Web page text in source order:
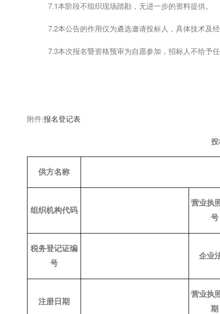
7.1本阶段不组织现场踏勘，无进一步的资料提供。
7.2本公告的作用仅为遴选邀请投标人，具体技术及
7.3本次报名暨资格预审为自愿参加，招标人不给予
附件:报名登记表
供方名称
组织机构代码
营业执
号
税务登记证编
号
企业
注册日期
营业执
期